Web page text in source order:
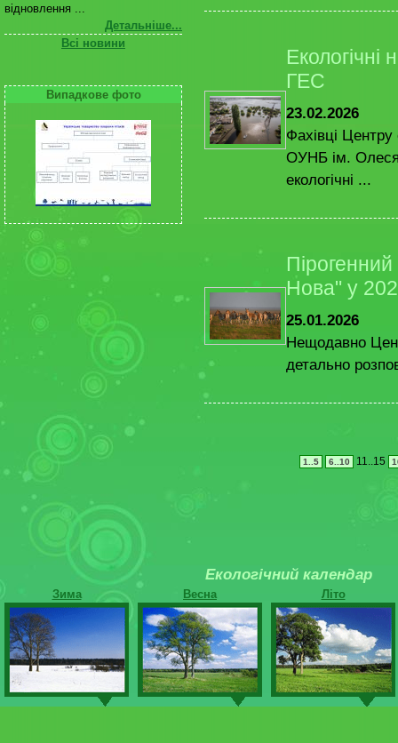
відновлення ...
Детальніше...
Всі новини
Випадкове фото
Екологічні
ГЕС
23.02.2026
Фахівці Центру
ОУНБ ім. Олеся
екологічні ...
Нова" у
25.01.2026
Нещодавно
детально
1..5 6..10 11..15
Екологічний календар
Зима Весна Літо